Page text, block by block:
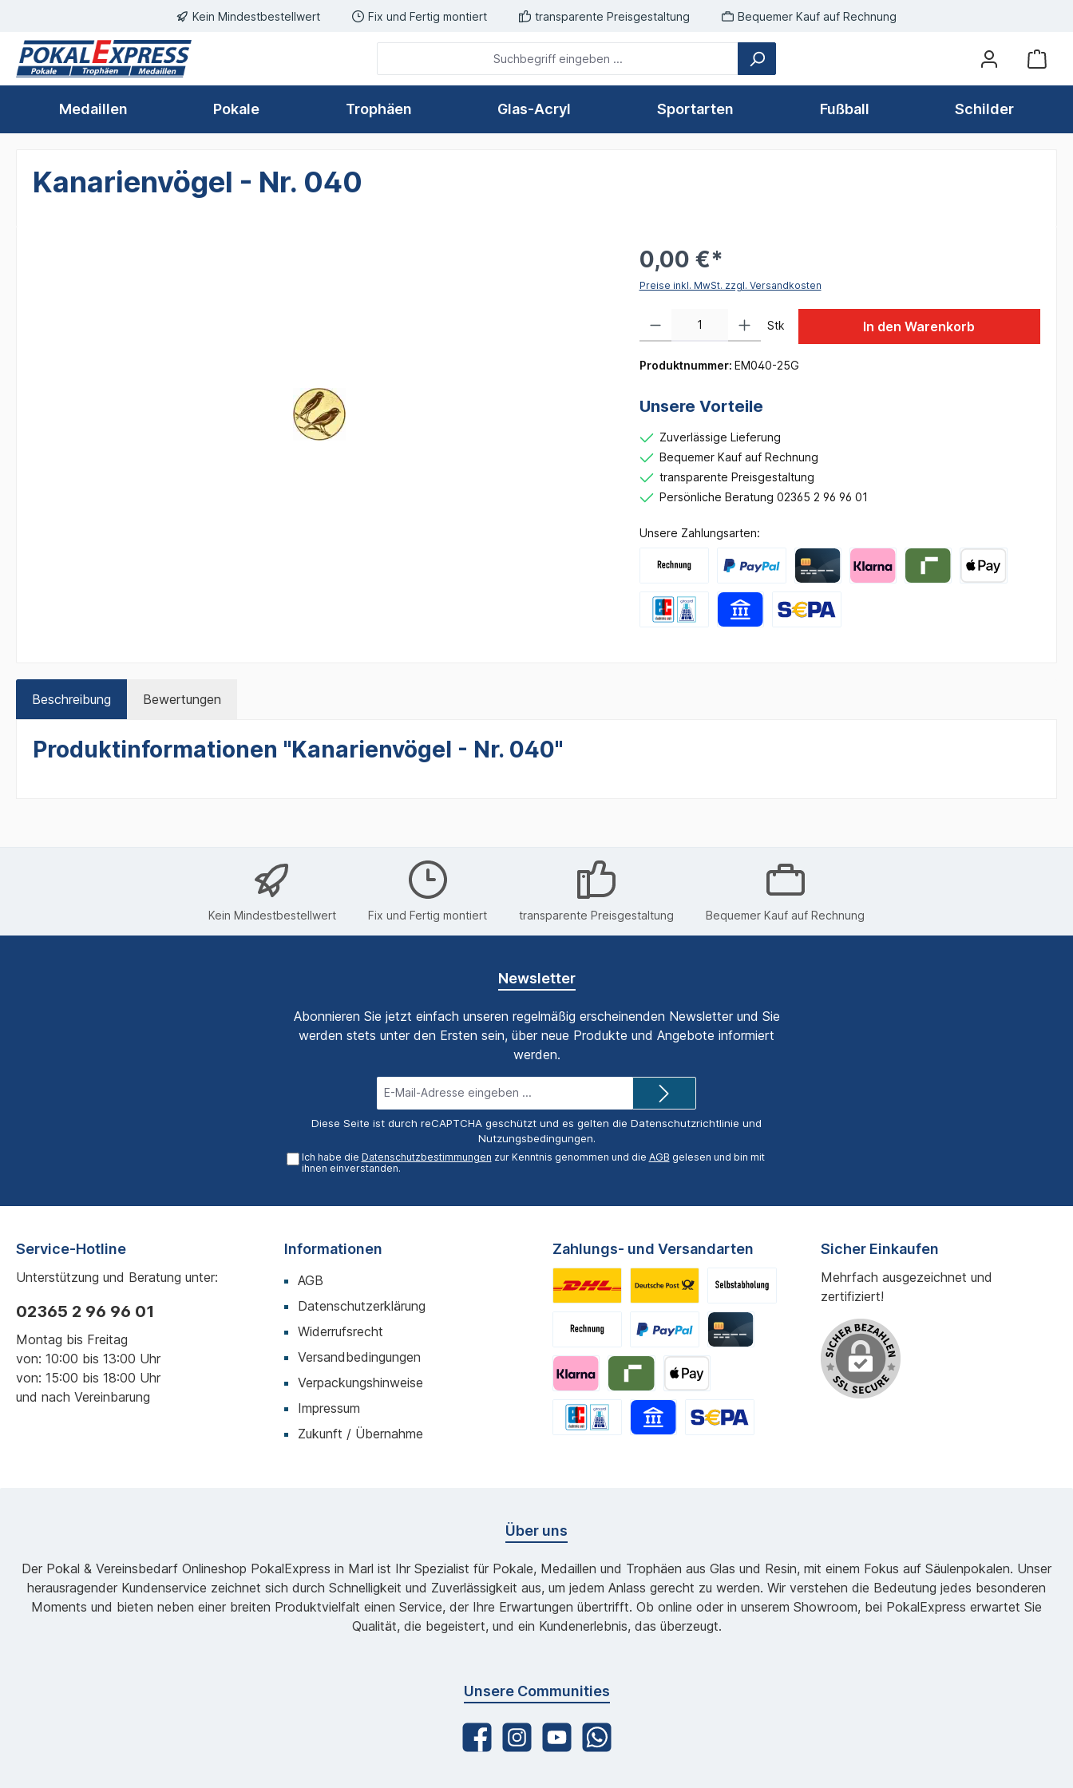
Zur Hauptnavigation springenKein Mindestbestellwert Fix und Fertig montiert transparente Preisgestaltung Bequemer Kauf auf Rechnung
Medaillen Pokale Trophäen Glas-Acryl Sportarten Fußball Schilder
Kanarienvögel - Nr. 040
0,00 €*
Preise inkl. MwSt. zzgl. Versandkosten
Stk In den Warenkorb
Produktnummer: EM040-25G
Unsere Vorteile
Zuverlässige Lieferung
Bequemer Kauf auf Rechnung
transparente Preisgestaltung
Persönliche Beratung 02365 2 96 96 01
Unsere Zahlungsarten:
Beschreibung Bewertungen
Produktinformationen "Kanarienvögel - Nr. 040"
Kein Mindestbestellwert Fix und Fertig montiert transparente Preisgestaltung Bequemer Kauf auf Rechnung
Newsletter
Abonnieren Sie jetzt einfach unseren regelmäßig erscheinenden Newsletter und Sie
werden stets unter den Ersten sein, über neue Produkte und Angebote informiert
werden.
Mail-
Adresse*
Diese Seite ist durch reCAPTCHA geschützt und es gelten die Datenschutzrichtlinie und
Nutzungsbedingungen.
Ich habe die Datenschutzbestimmungen zur Kenntnis genommen und die AGB gelesen und bin mit
ihnen einverstanden.
Service-Hotline
Unterstützung und Beratung unter:
02365 2 96 96 01
Montag bis Freitag
von: 10:00 bis 13:00 Uhr
von: 15:00 bis 18:00 Uhr
und nach Vereinbarung
Informationen
AGB
Datenschutzerklärung
Widerrufsrecht
Versandbedingungen
Verpackungshinweise
Impressum
Zukunft / Übernahme
Zahlungs- und Versandarten Sicher Einkaufen
Mehrfach ausgezeichnet und
zertifiziert!
Über uns
Der Pokal & Vereinsbedarf Onlineshop PokalExpress in Marl ist Ihr Spezialist für Pokale, Medaillen und Trophäen aus Glas und Resin, mit einem Fokus auf Säulenpokalen. Unser
herausragender Kundenservice zeichnet sich durch Schnelligkeit und Zuverlässigkeit aus, um jedem Anlass gerecht zu werden. Wir verstehen die Bedeutung jedes besonderen
Moments und bieten neben einer breiten Produktvielfalt einen Service, der Ihre Erwartungen übertrifft. Ob online oder in unserem Showroom, bei PokalExpress erwartet Sie
Qualität, die begeistert, und ein Kundenerlebnis, das überzeugt.
Unsere Communities